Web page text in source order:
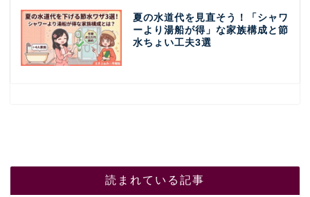
夏の水道代を見直そう！「シャワ
ーより湯船が得」な家族構成と節
水ちょい工夫3選
読まれている記事